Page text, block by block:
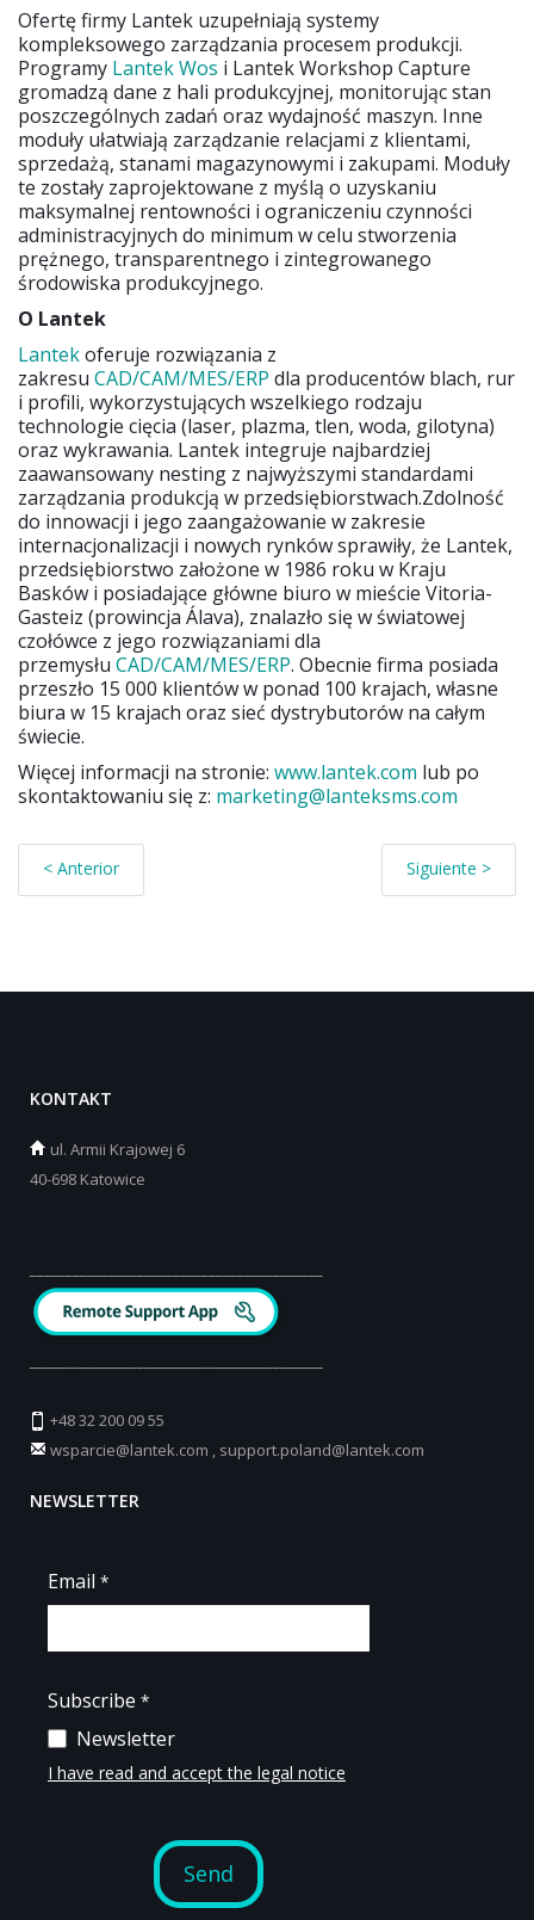
Ofertę firmy Lantek uzupełniają systemy
kompleksowego zarządzania procesem produkcji.
Programy Lantek Wos i Lantek Workshop Capture
gromadzą dane z hali produkcyjnej, monitorując stan
poszczególnych zadań oraz wydajność maszyn. Inne
moduły ułatwiają zarządzanie relacjami z klientami,
sprzedażą, stanami magazynowymi i zakupami. Moduły
te zostały zaprojektowane z myślą o uzyskaniu
maksymalnej rentowności i ograniczeniu czynności
administracyjnych do minimum w celu stworzenia
prężnego, transparentnego i zintegrowanego
środowiska produkcyjnego.
O Lantek
Lantekoferuje rozwiązania z
zakresu CAD/CAM/MES/ERP dla producentów blach, rur
i profili, wykorzystujących wszelkiego rodzaju
technologie cięcia (laser, plazma, tlen, woda, gilotyna)
oraz wykrawania. Lantek integruje najbardziej
zaawansowany nesting z najwyższymi standardami
zarządzania produkcją w przedsiębiorstwach.Zdolność
do innowacji i jego zaangażowanie w zakresie
internacjonalizacji i nowych rynków sprawiły, że Lantek,
przedsiębiorstwo założone w 1986 roku w Kraju
Basków i posiadające główne biuro w mieście Vitoria-
Gasteiz (prowincja Álava), znalazło się w światowej
czołówce z jego rozwiązaniami dla
przemysłu CAD/CAM/MES/ERP. Obecnie firma posiada
przeszło 15 000 klientów w ponad 100 krajach, własne
biura w 15 krajach oraz sieć dystrybutorów na całym
świecie.
Więcej informacji na stronie: www.lantek.com lub po
skontaktowaniu się z: marketing@lanteksms.com
< Anterior Siguiente >
KONTAKT
ul. Armii Krajowej 6
40-698 Katowice
+48 32 200 09 55
wsparcie@lantek.com , support.poland@lantek.com
NEWSLETTER